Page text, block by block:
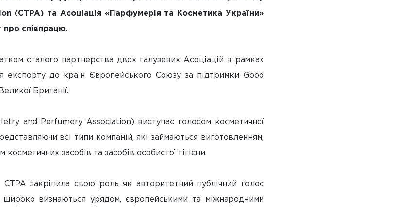
(CTPA) та Асоціація «Парфумерія та Косметика України»
про співпрацю.
сталого партнерства двох галузевих Асоціацій в рамках
експорту до країн Європейського Союзу за підтримки Good
Британії.
and Perfumery Association) виступає голосом косметичної
всі типи компаній, які займаються виготовленням,
засобів та засобів особистої гігієни.
CTPA закріпила свою роль як авторитетний публічний голос
широко визнаються урядом, європейськими та міжнародними